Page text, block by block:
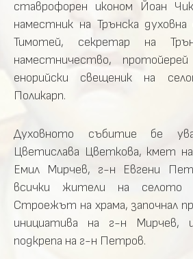
ставрофорен
иконом Йоан
наместник на Трънска духовна
Тимотей,
секретар на
наместничество,
протойерей
енорийски
свещеник на
Поликарп.
Духовното събитие бе
Цветислава Цветкова, кмет на
Емил
Мирчев, г-н Евгени
всички
жители на селото
Строежът на храма, започнал
инициатива
на г-н Мирчев,
подкрепа на г-н Петров.